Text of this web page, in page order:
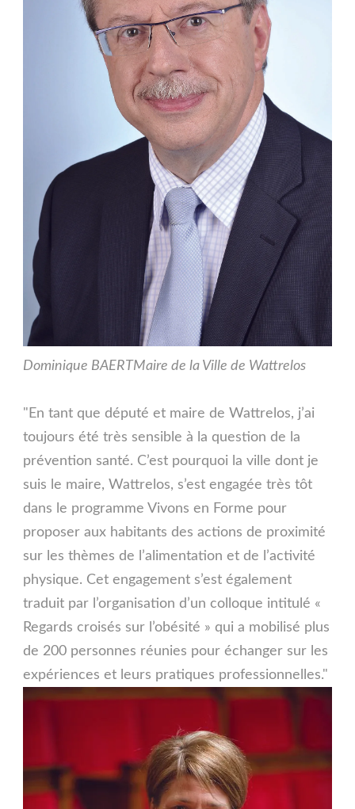
Dominique BAERTMaire de la Ville de Wattrelos
"En tant que député et maire de Wattrelos, j’ai
toujours été très sensible à la question de la
prévention santé. C’est pourquoi la ville dont je
suis le maire, Wattrelos, s’est engagée très tôt
dans le programme Vivons en Forme pour
proposer aux habitants des actions de proximité
sur les thèmes de l’alimentation et de l’activité
physique. Cet engagement s’est également
traduit par l’organisation d’un colloque intitulé «
Regards croisés sur l’obésité » qui a mobilisé plus
de 200 personnes réunies pour échanger sur les
expériences et leurs pratiques professionnelles."